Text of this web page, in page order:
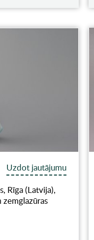
Uzdot jautājumu
Rīga (Latvija),
zemglazūras